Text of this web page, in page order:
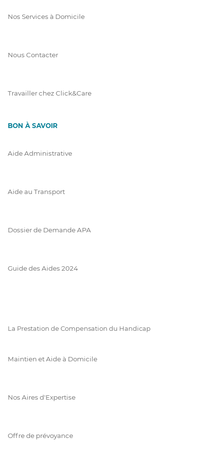
Nos Services à Domicile
Nous Contacter
Travailler chez Click&Care
BON À SAVOIR
Aide Administrative
Aide au Transport
Dossier de Demande APA
Guide des Aides 2024
La Prestation de Compensation du Handicap
Maintien et Aide à Domicile
Nos Aires d'Expertise
Offre de prévoyance